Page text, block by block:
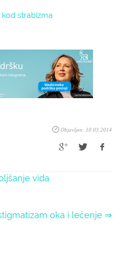
strabizma
Objavljen: 10.03.2014
vida
oka i lečenje ⇒